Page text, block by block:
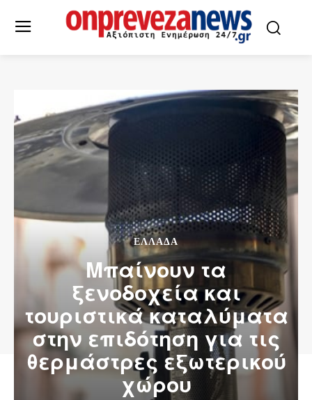
ΕΛΛΆΔΑ
Μπαίνουν τα
ξενοδοχεία και
τουριστικά καταλύματα
στην επιδότηση για τις
θερμάστρες εξωτερικού
χώρου